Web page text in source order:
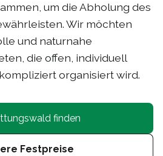
um die Abholung des
Wir möchten
und naturnahe
die offen, individuell
organisiert wird.
finden
Festpreise